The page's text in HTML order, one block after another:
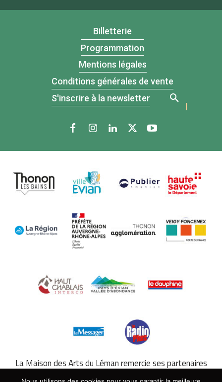
Billetterie
Programmation
Mentions légales
Conditions générales de vente
S'inscrire à la newsletter
|
La Maison des Arts du Léman remercie ses partenaires
hôteliers. À Évian-les-Bains :
Hôtel de France